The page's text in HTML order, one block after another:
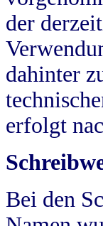
der
dahinter
erfolgt
Bei den